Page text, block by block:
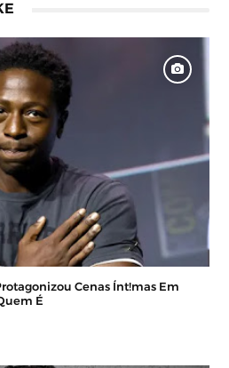
Cenas Ínt!mas Em
É